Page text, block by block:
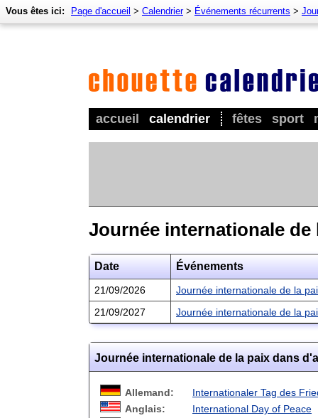
accueil calendrier fêtes sport
Vous êtes ici: Page d'accueil > Calendrier> Événements récurrents >
Journée internationale de
Date Événements
21/09/2026
Journée internationale de la
21/09/2027
Journée internationale de la
Journée internationale de la paix dans
Allemand:
Internationaler Tag des
Anglais:
International Day of Peace